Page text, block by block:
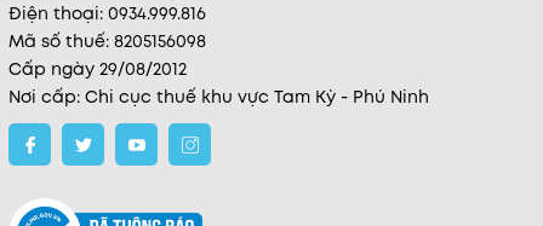
Điện thoại: 0934.999.816
Mã số thuế: 8205156098
Cấp ngày 29/08/2012
Nơi cấp: Chi cục thuế khu vực Tam Kỳ - Phú Ninh